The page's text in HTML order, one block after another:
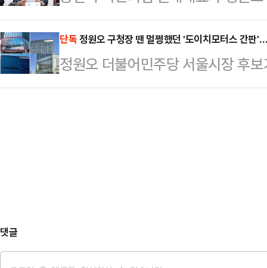
도 당연한 가장…
다.오세훈 서울특별시장은 15일 창
들과 만나 정원오 후보를 겨냥해 "
울 수가 없다"며 "비전을 설정할 '개
'민원반응형 리더십'으로 …
거법 위반 사건 관련, 경찰의 봐주
일병 구하기 합동수사에 이어 정원
더 이상 수사기관으로서 자격이 없
16일 국회에서 열린 최고위원회의
단독정원오 구청장 땐 멀쩡했던 '도이치모터스 간판
정원오 더불어민주당 서울시장 후
도 시정조치 되지 않았던 도이치모
댓글